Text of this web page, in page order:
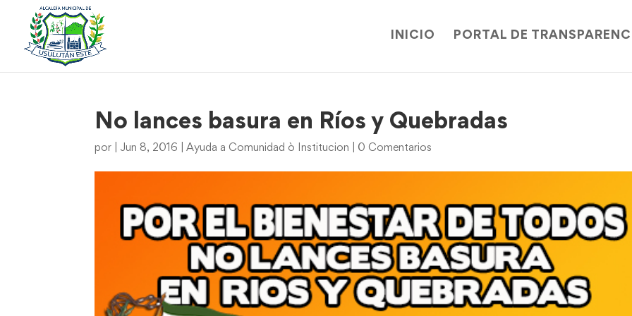
INICIO PORTAL DE
No lances basura en Ríos y Quebradas
por Jun 8, 2016 |Ayuda a Comunidad ò Institucion 0 Comentarios